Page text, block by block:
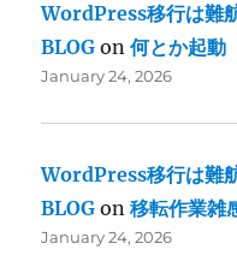
WordPress移行は難
BLOG on何とか起動
January 24, 2026
WordPress移行は難
BLOG on移転作業雑
January 24, 2026